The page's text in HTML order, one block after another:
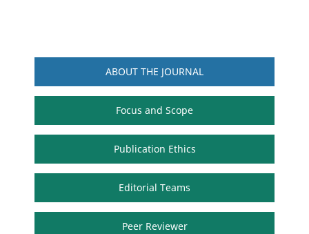
ABOUT THE JOURNAL
Focus and Scope
Publication Ethics
Editorial Teams
Peer Reviewer